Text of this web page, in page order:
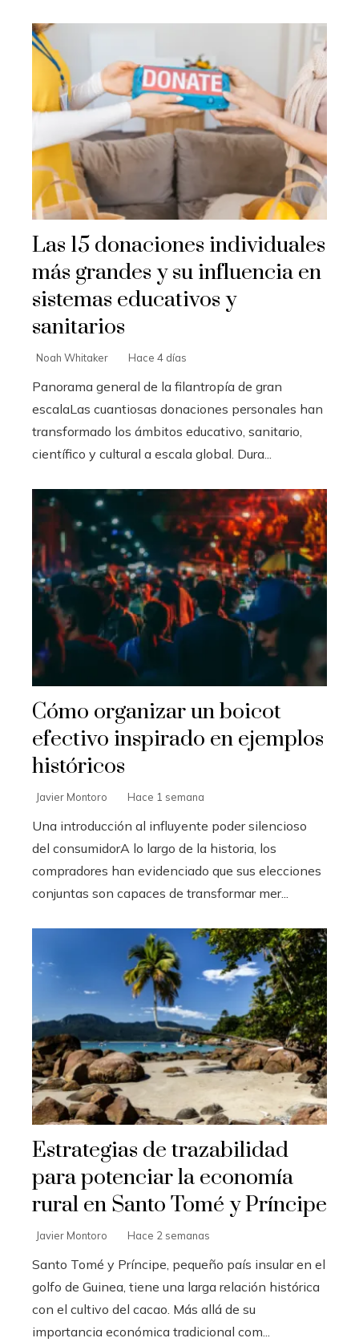
Las 15 donaciones individuales
más grandes y su influencia en
sistemas educativos y
sanitarios
Noah Whitaker Hace 4 días
Panorama general de la filantropía de gran
escalaLas cuantiosas donaciones personales han
transformado los ámbitos educativo, sanitario,
científico y cultural a escala global. Dura...
Cómo organizar un boicot
efectivo inspirado en ejemplos
históricos
Javier Montoro Hace 1 semana
Una introducción al influyente poder silencioso
del consumidorA lo largo de la historia, los
compradores han evidenciado que sus elecciones
conjuntas son capaces de transformar mer...
Estrategias de trazabilidad
para potenciar la economía
rural en Santo Tomé y Príncipe
Javier Montoro Hace 2 semanas
Santo Tomé y Príncipe, pequeño país insular en el
golfo de Guinea, tiene una larga relación histórica
con el cultivo del cacao. Más allá de su
importancia económica tradicional com...